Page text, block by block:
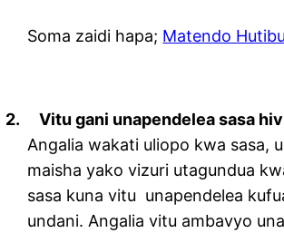
Soma zaidi hapa; Matendo
2.
Vitu gani unapendelea sasa
Angalia wakati uliopo kwa sasa,
maisha yako vizuri utagundua
sasa kuna vitu unapendelea
undani. Angalia vitu ambavyo